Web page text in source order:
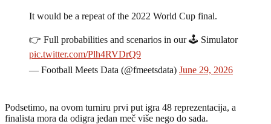
It would be a repeat of the 2022 World Cup final.
👉 Full probabilities and scenarios in our 🕹️ Simulator
pic.twitter.com/Plh4RVDrQ9
— Football Meets Data (@fmeetsdata) June 29, 2026
Podsetimo, na ovom turniru prvi put igra 48 reprezentacija, a
finalista mora da odigra jedan meč više nego do sada.